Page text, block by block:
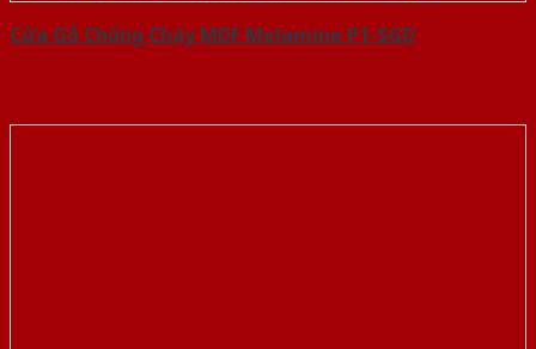
Cửa Gỗ Chống Cháy MDF Melamine P1-SGD